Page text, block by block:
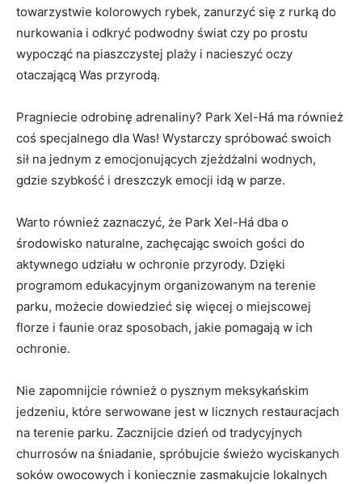
towarzystwie kolorowych rybek, zanurzyć się z rurką ⁢do
nurkowania i odkryć podwodny ‍świat czy po prostu
wypocząć ⁤na piaszczystej plaży i nacieszyć oczy​
otaczającą Was​ przyrodą.
Pragniecie odrobinę adrenaliny? Park ‌Xel-Há ma również
‍coś specjalnego dla Was! ‌Wystarczy spróbować swoich
⁤sił ⁢na jednym ⁤z emocjonujących ‌zjeżdżalni wodnych,
gdzie szybkość i‍ dreszczyk emocji idą ⁣w ⁢parze.
Warto również zaznaczyć, że Park Xel-Há dba ⁢o
środowisko naturalne, ‌zachęcając⁣ swoich gości do
aktywnego udziału w​ ochronie przyrody. Dzięki
programom edukacyjnym organizowanym na terenie
parku, możecie dowiedzieć się‍ więcej o miejscowej
⁤florze i faunie oraz sposobach, jakie pomagają w ich
ochronie.
Nie zapomnijcie również o pysznym ⁢meksykańskim
jedzeniu, które serwowane jest w licznych⁣ restauracjach
na ‌terenie parku. ‌Zacznijcie⁢ dzień od tradycyjnych⁣
churrosów​ na śniadanie, spróbujcie świeżo⁣ wyciskanych
soków owocowych i koniecznie zasmakujcie lokalnych